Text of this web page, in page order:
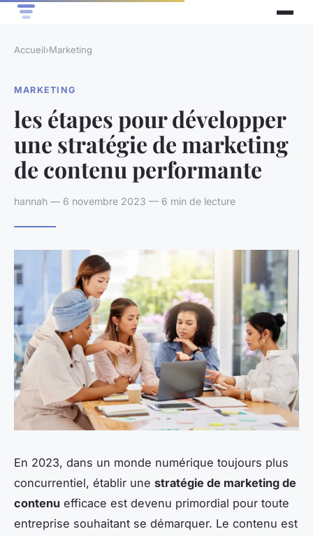
Accueil›Marketing
MARKETING
les étapes pour développer
une stratégie de marketing
de contenu performante
hannah — 6 novembre 2023 — 6 min de lecture
En 2023, dans un monde numérique toujours plus
concurrentiel, établir une stratégie de marketing de
contenu efficace est devenu primordial pour toute
entreprise souhaitant se démarquer. Le contenu est